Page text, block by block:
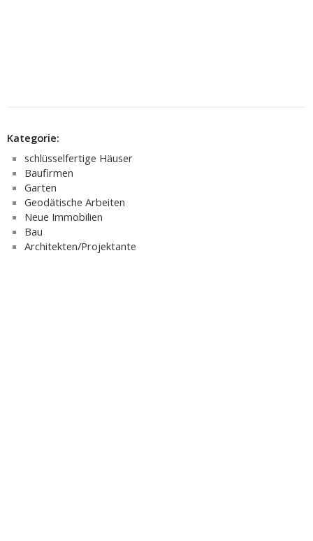
Kategorie:
schlüsselfertige Häuser
Baufirmen
Garten
Geodätische Arbeiten
Neue Immobilien
Bau
Architekten/Projektante